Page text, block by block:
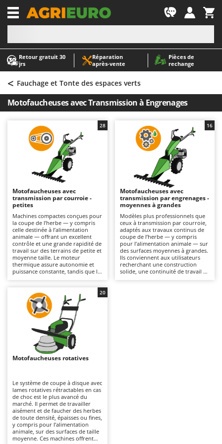
Retour gratuit 30
jrs
Réparation
après‑vente
Pièces de
rechange
-1
A
Abris de jardin
Accessoires pour tracteurs tondeuses autoportés
Aérateurs Scarificateurs pour gazon
Arracheuses de pommes de terre pour tracteur
Aspirateurs - Balais Électriques
Aspirateurs à cendres
Aspirateurs à feuilles sur roues
Aspirateurs de piscine
Aspirateurs Multifonctions
Atomiseurs agricoles pour tracteurs
Atomiseurs pour traitements
Autolaveuses
Autres produits
B
Balayeuses
Bancs de scie pour le bois - Scies à bûches
Barbecues
Bennes pour tracteur
Brosses pour sols extérieurs
Brouettes à moteur
Broyeurs à axe horizontal pour tracteur
Butteurs pour tracteur
C
Chargeurs de batterie - Démarreurs
Charrues pour tracteur
A
AgriEuro Premium
AgriEuro TOP-LINE
AGT
Aima
Airmec
ALA 2000
Alpina
Ama
Ambrogio Robot
Annovi Reverberi
ANTHBOT
Archman
Ardes
Argo
Ariete
Artus
Attila
Ausonia
Awelco
B
Baesso
Bahco
< Fauchage et Tonte des espaces verts
Motofaucheuses avec Transmission à Engrenages
Motofaucheuses avec
transmission par courroie -
petites
Machines compactes conçues pour
la coupe de l’herbe — y compris
celle destinée à l’alimentation
animale — offrant un excellent
contrôle et une grande rapidité de
travail sur des terrains de petite et
moyenne taille. Le moteur
thermique assure autonomie et
puissance constante, tandis que le
transmission par courroie agit
comme un “fusible” mécanique :
en cas de choc, elle patine et
protège ainsi les engrenages
internes. Des modèles
multifonctions sont également
disponibles, compatibles avec
différents accessoires tels que
fraises, buttoirs, scarificateurs,
pelle à neige, etc. Pour l’entretien,
il est nécessaire de nettoyer,
régulièrement le filtre à air, l’huile
et la bougie du moteur thermique.
28
Motofaucheuses avec
transmission par engrenages -
moyennes à grandes
Modèles plus professionnels que
ceux à transmission par courroie,
adaptés aux travaux continus de
coupe de l’herbe — y compris
pour l’alimentation animale — sur
des surfaces moyennes à grandes.
Ils conviennent aux utilisateurs
recherchant une construction
solide, une continuité de travail et
16
Motofaucheuses rotatives
Le système de coupe à disque avec
lames rotatives rétractables en cas
de choc est le plus avancé du
marché. Il permet de travailler
aisément et de faucher des herbes
de toute densité, épaisses ou fines,
y compris pour l’alimentation
animale, sur des surfaces de taille
moyenne. Ces machines offrent
20